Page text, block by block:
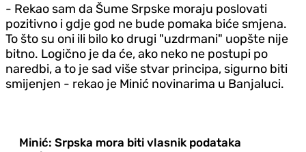
- Rekao sam da Šume Srpske moraju poslovati
pozitivno i gdje god ne bude pomaka biće smjena.
To što su oni ili bilo ko drugi "uzdrmani" uopšte nije
bitno. Logično je da će, ako neko ne postupi po
naredbi, a to je sad više stvar principa, sigurno biti
smijenjen - rekao je Minić novinarima u Banjaluci.
Minić: Srpska mora biti vlasnik podataka